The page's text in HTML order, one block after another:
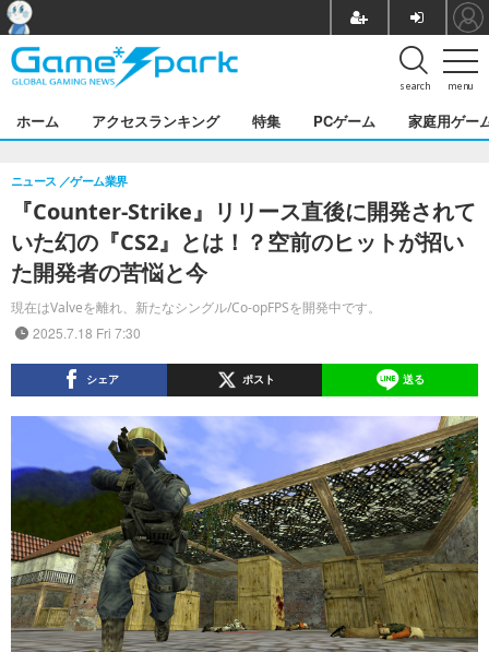
menu
search
ホーム アクセスランキング 特集 PCゲーム 家庭用ゲー
『Counter-Strike』リリース直後に開発されて
いた幻の『CS2』とは！？空前のヒットが招い
た開発者の苦悩と今
現在はValveを離れ、新たなシングル/Co-opFPSを開発中です。
ニュース ゲーム業界
2025.7.18 Fri 7:30
シェア ポスト 送る